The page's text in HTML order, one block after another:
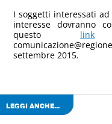
I soggetti interessati
interesse dovranno
questo link
settembre 2015.
LEGGI ANCHE...